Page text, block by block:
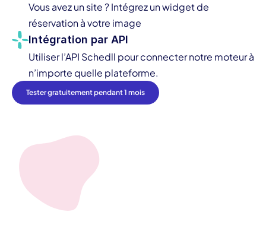
Vous avez un site ? Intégrez un widget de
réservation à votre image
Intégration par API
Utiliser l’API Schedll pour connecter notre moteur à
n’importe quelle plateforme.
Tester gratuitement pendant 1 mois